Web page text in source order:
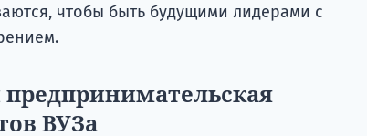
чтобы быть будущими лидерами с
предпринимательская
ВУЗа